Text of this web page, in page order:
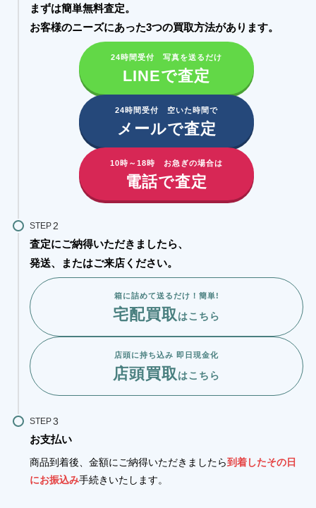
まずは簡単無料査定。
お客様のニーズにあった3つの買取方法があります。​
24時間受付 写真を送るだけ
LINEで査定
24時間受付 空いた時間で
メールで査定
10時～18時 お急ぎの場合は
電話で査定
STEP
査定にご納得いただきましたら、
発送、またはご来店ください。
箱に詰めて送るだけ！簡単!
宅配買取はこちら
店頭に持ち込み 即日現金化
店頭買取はこちら
STEP
お支払い
商品到着後、金額にご納得いただきましたら到着したその日
にお振込み手続きいたします。